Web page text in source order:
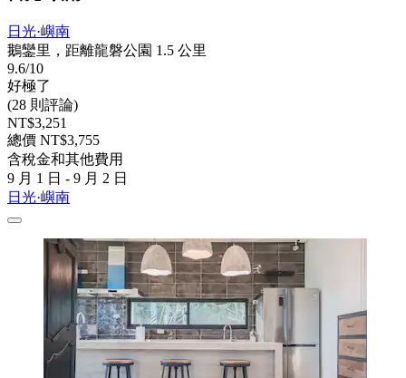
日光·嶼南
鵝鑾里，距離龍磐公園 1.5 公里
9.6/10
好極了
(28 則評論)
NT$3,251
總價 NT$3,755
含稅金和其他費用
9 月 1 日 - 9 月 2 日
日光·嶼南